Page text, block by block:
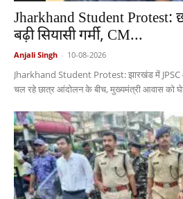
Jharkhand Student Protest:
बढ़ी सियासी गर्मी, CM...
Anjali Singh - 10-08-2026
Jharkhand Student Protest: झारखंड में JPSC
चल रहे छात्र आंदोलन के बीच, मुख्यमंत्री आवास को